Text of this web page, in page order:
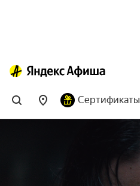
Сертификаты